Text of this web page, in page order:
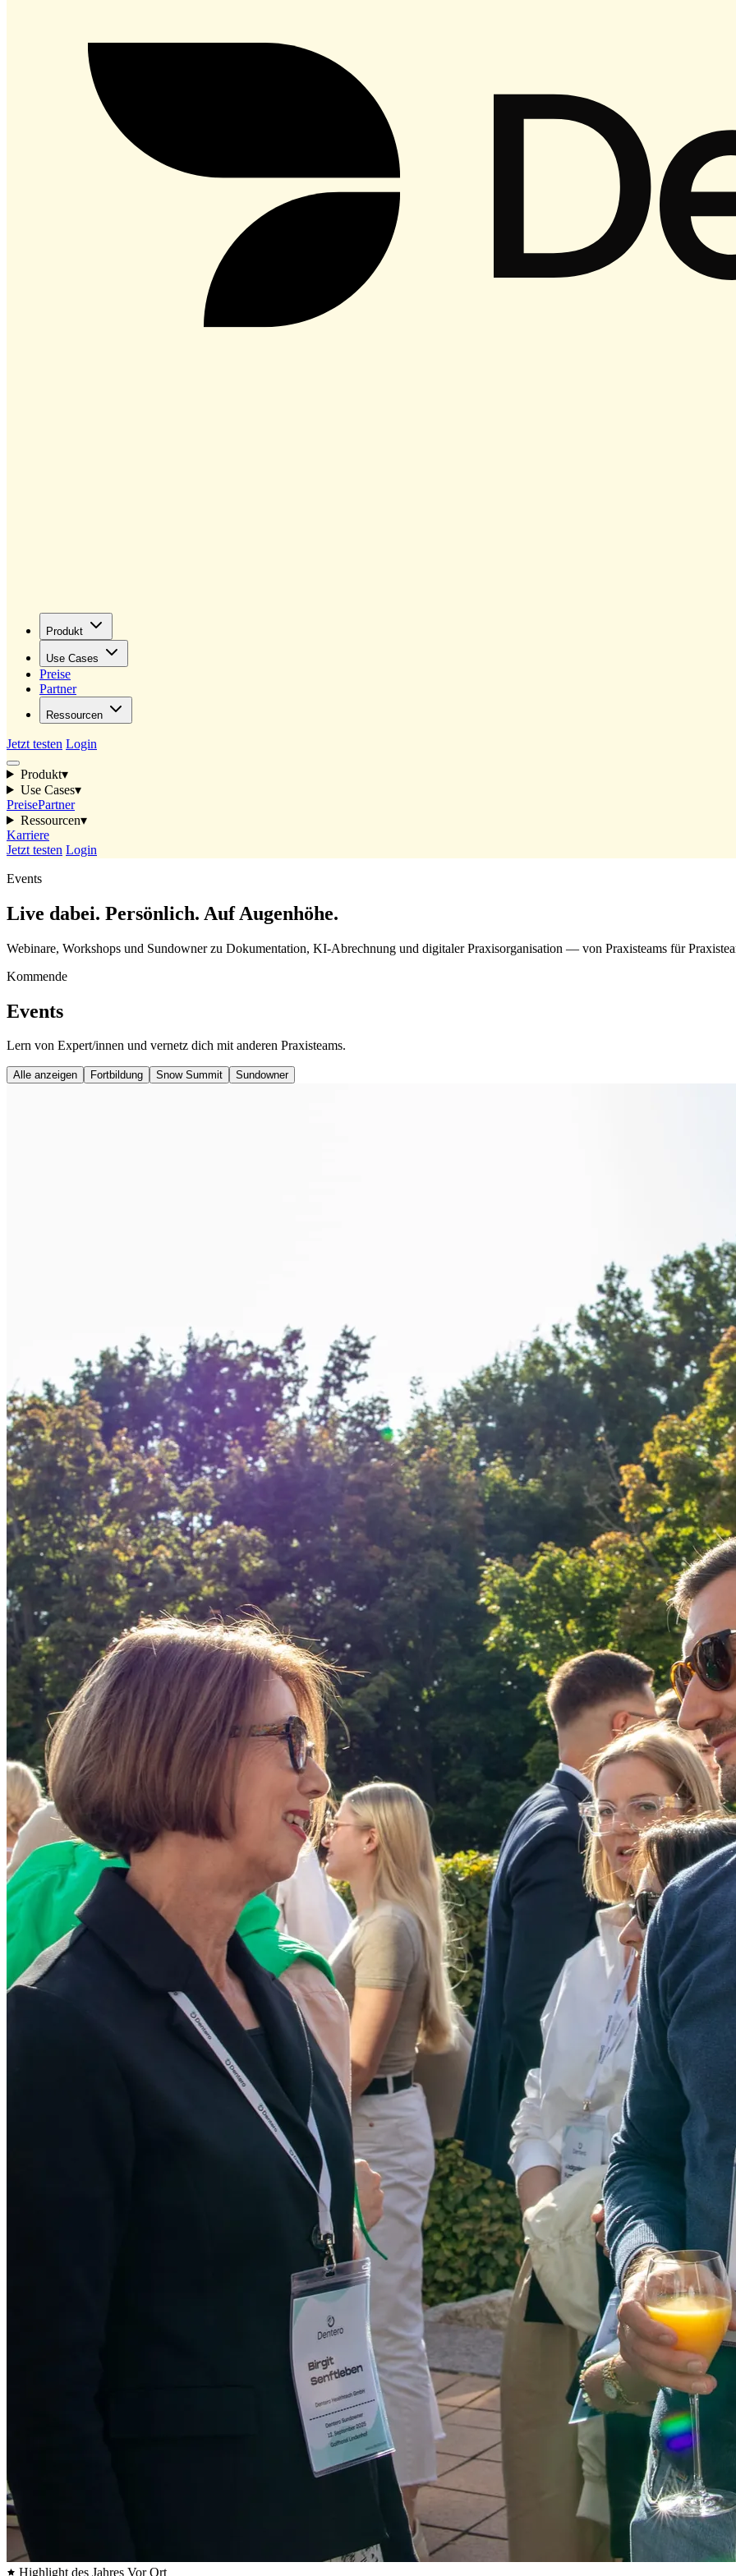
Produkt
Use Cases
Preise
Partner
Ressourcen
Jetzt testen Login
Produkt▾
Use Cases▾
PreisePartner
Ressourcen▾
Karriere
Jetzt testen Login
Events
Live dabei. Persönlich. Auf Augenhöhe.
Webinare, Workshops und Sundowner zu Dokumentation, KI-Abrechnung und digitaler Praxisorganisation — von Praxisteams für
Kommende
Events
Lern von Expert/innen und vernetz dich mit anderen Praxisteams.
Alle anzeigen Fortbildung Snow Summit Sundowner
Highlight des Jahres Vor Ort